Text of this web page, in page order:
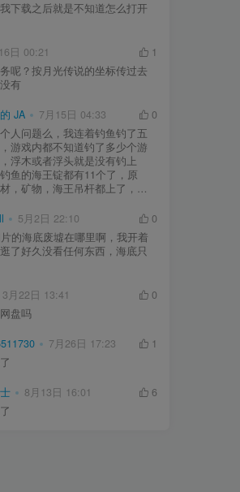
下载之后就是不知道怎么打开
日 00:21
1
呢？按月光传说的坐标传过去
有
JA 7月15日 04:33
0
人问题么，我连着钓鱼钓了五
游戏内都不知道钓了多少个游
浮木或者浮头就是没有钓上
鱼的海王锭都有11个了，原
，矿物，海王吊杆都上了，就
我算了
5月2日 22:10
0
的海底废墟在哪里啊，我开着
了好久没看任何东西，海底只
3月22日 13:41
0
盘吗
7月26日 17:23
1
8月13日 16:01
6